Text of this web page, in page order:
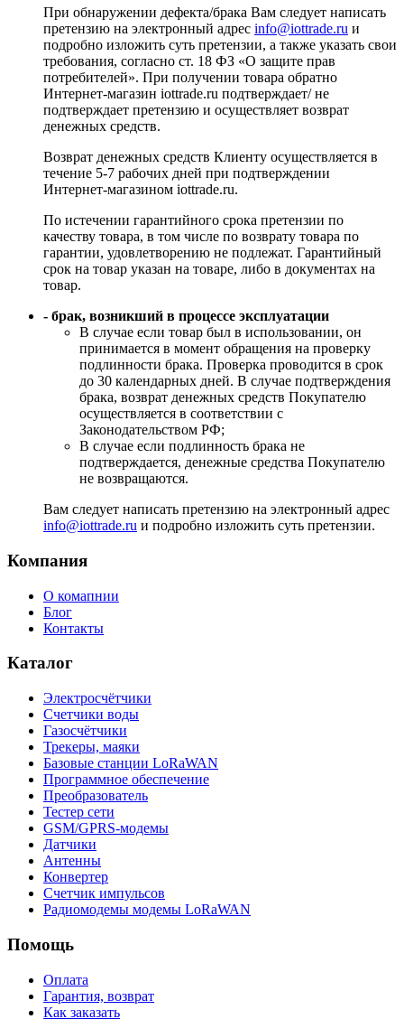
При обнаружении дефекта/брака Вам следует написать
претензию на электронный адрес info@iottrade.ru и
подробно изложить суть претензии, а также указать свои
требования, согласно ст. 18 ФЗ «О защите прав
потребителей». При получении товара обратно
Интернет-магазин iottrade.ru подтверждает/ не
подтверждает претензию и осуществляет возврат
денежных средств.
Возврат денежных средств Клиенту осуществляется в
течение 5-7 рабочих дней при подтверждении
Интернет-магазином iottrade.ru.
По истечении гарантийного срока претензии по
качеству товара, в том числе по возврату товара по
гарантии, удовлетворению не подлежат. Гарантийный
срок на товар указан на товаре, либо в документах на
товар.
- брак, возникший в процессе эксплуатации
В случае если товар был в использовании, он
принимается в момент обращения на проверку
подлинности брака. Проверка проводится в срок
до 30 календарных дней. В случае подтверждения
брака, возврат денежных средств Покупателю
осуществляется в соответствии с
Законодательством РФ;
В случае если подлинность брака не
подтверждается, денежные средства Покупателю
не возвращаются.
Вам следует написать претензию на электронный адрес
info@iottrade.ru и подробно изложить суть претензии.
Компания
О комапнии
Блог
Контакты
Каталог
Электросчётчики
Счетчики воды
Газосчётчики
Трекеры, маяки
Базовые станции LoRaWAN
Программное обеспечение
Преобразователь
Тестер сети
GSM/GPRS-модемы
Датчики
Антенны
Конвертер
Счетчик импульсов
Радиомодемы модемы LoRaWAN
Помощь
Оплата
Гарантия, возврат
Как заказать